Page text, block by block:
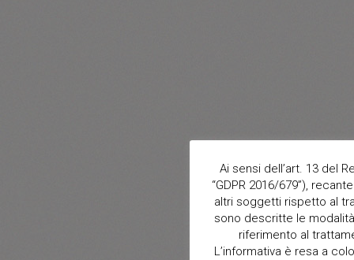
Ai sensi dell’art. 13 del
“GDPR 2016/679”),
altri soggetti rispetto al
sono descritte le
riferimento al
L’informativa è resa a